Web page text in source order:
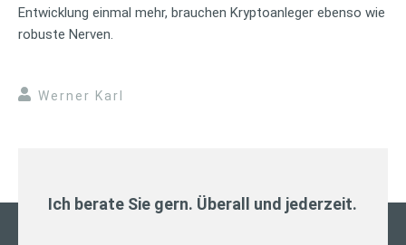
Entwicklung einmal mehr, brauchen Kryptoanleger ebenso wie
robuste Nerven.
Werner Karl
Ich berate Sie gern. Überall und jederzeit.